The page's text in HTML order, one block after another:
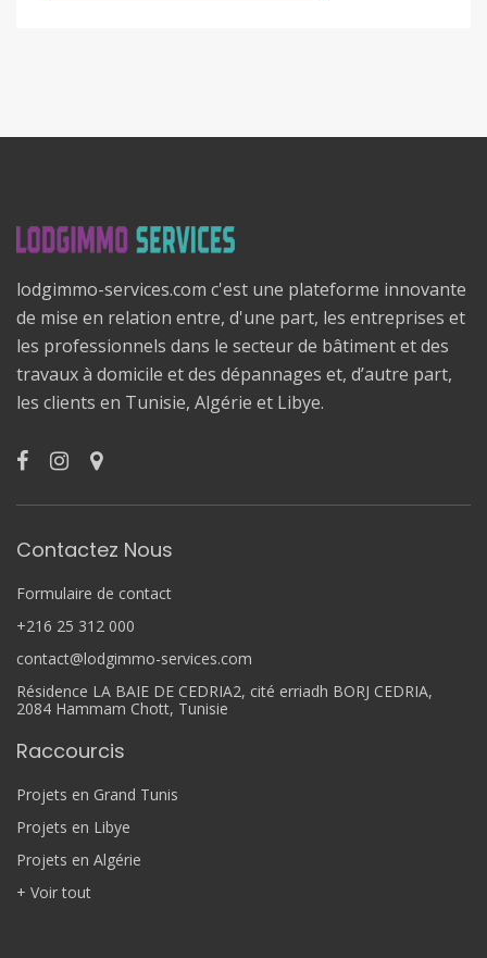
lodgimmo-services.com c'est une plateforme innovante
de mise en relation entre, d'une part, les entreprises et
les professionnels dans le secteur de bâtiment et des
travaux à domicile et des dépannages et, d’autre part,
les clients en Tunisie, Algérie et Libye.
Contactez Nous
Formulaire de contact
+216 25 312 000
contact@lodgimmo-services.com
Résidence LA BAIE DE CEDRIA2, cité erriadh BORJ CEDRIA,
2084 Hammam Chott, Tunisie
Raccourcis
Projets en Grand Tunis
Projets en Libye
Projets en Algérie
+ Voir tout